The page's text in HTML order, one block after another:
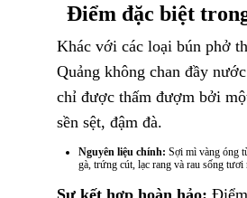
Điểm đặc biệt
Khác với các loại bún phở
Quảng không chan đầy
chỉ được thấm đượm bởi
sền sệt, đậm đà.
Nguyên liệu chính: Sợi mì vàng óng
gà, trứng cút, lạc rang và rau sống tươi
Sự kết hợp hoàn hảo: